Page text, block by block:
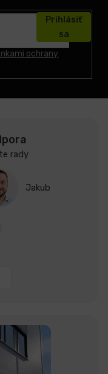
ochrany
Prihlásiť
sa
rady
Jakub